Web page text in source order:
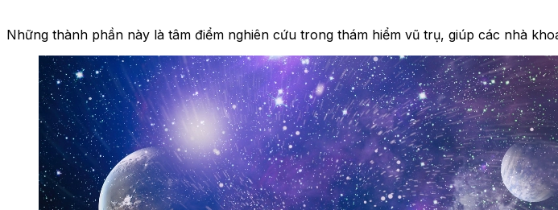
Những thành phần này là tâm điểm nghiên cứu trong thám hiểm vũ trụ, giúp các nhà